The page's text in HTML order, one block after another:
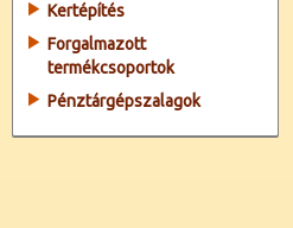
Kertépítés
Forgalmazott
termékcsoportok
Pénztárgépszalagok